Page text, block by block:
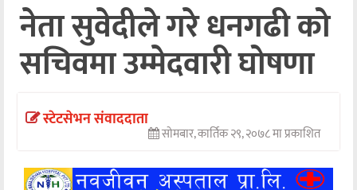
अन्तराष्ट्रिय
अन्तर्वार्ता
अर्थ
खेलकुद
अन्य
नेता सुवेदीले गरे धनगढी को
सचिवमा उम्मेदवारी घोषणा
स्टेटसेभन संवाददाता
सोमबार, कार्तिक २९, २०७८ मा प्रकाशित